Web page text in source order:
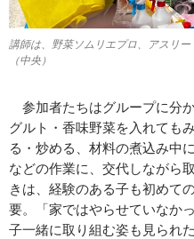
講師は、野菜ソムリエプロ、アスリ
（中央）
参加者たちはグループに分
グルト・香味野菜を入れても
る・炒める、材料の煮込み中
などの作業に、交代しながら
きは、経験のある子も初めて
要。「家ではやらせていなか
子一緒に取り組む姿も見られ